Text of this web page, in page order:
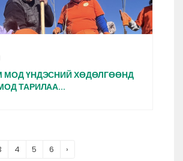
МОД ҮНДЭСНИЙ ХӨДӨЛГӨӨНД
ТАРИЛАА...
4 5 6 ›